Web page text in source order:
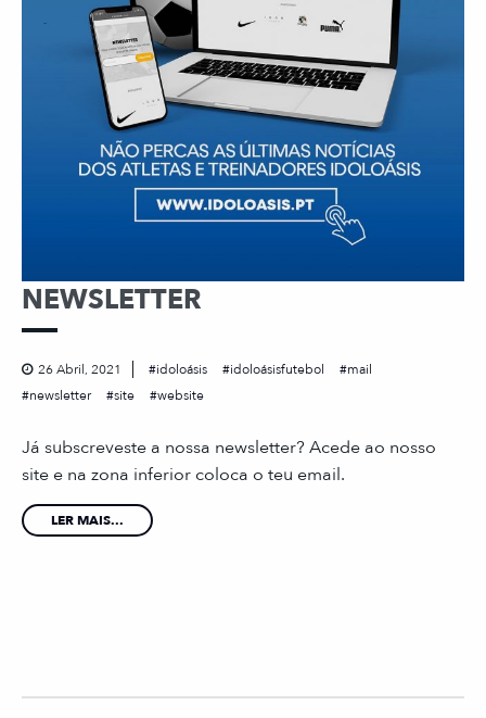
NEWSLETTER
26 Abril, 2021 idoloásis idoloásisfutebol
mail
newsletter
site website
Já subscreveste a nossa newsletter? Acede ao nosso
site e na zona inferior coloca o teu email.
LER MAIS...